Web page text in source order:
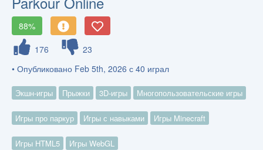
88%
176
23
• Опубликовано Feb 5th, 2026 с 40 играл
Экшн-игры Прыжки 3D-игры Многопользовательские игры
Игры про паркур Игры с навыками Игры Minecraft
Игры HTML5 Игры WebGL